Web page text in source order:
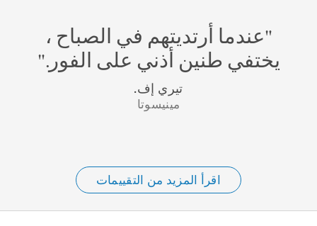
"عندما أرتديتهم في الصباح ،
يختفي طنين أذني على الفور."
تيري إف.
مينيسوتا
اقرأ المزيد من التقييمات